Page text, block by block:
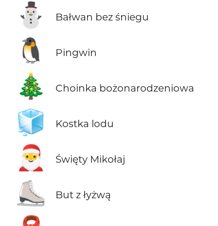
⛄ Bałwan bez śniegu
🐧 Pingwin
🎄 Choinka bożonarodzeniowa
🧊 Kostka lodu
🎅 Święty Mikołaj
⛸️ But z łyżwą